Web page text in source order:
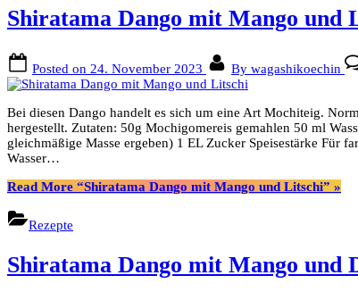
Shiratama Dango mit Mango und
Posted on 24. November 2023 By wagashikoechin
Bei diesen Dango handelt es sich um eine Art Mochiteig.
hergestellt. Zutaten: 50g Mochigomereis gemahlen 50 ml
gleichmäßige Masse ergeben) 1 EL Zucker Speisestärke Für
Wasser…
Read More “Shiratama Dango mit Mango und Litschi” »
Rezepte
Shiratama Dango mit Mango und